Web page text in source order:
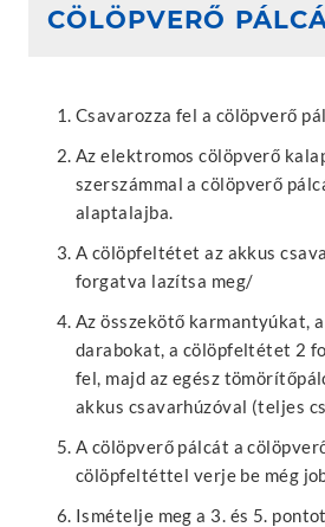
CÖLÖPVERŐ
Csavarozza fel a cölöpverő
Az elektromos cölöpverő
szerszámmal a cölöpverő
alaptalajba.
A cölöpfeltétet az akkus
forgatva lazítsa meg/
Az összekötő karmantyúkat,
darabokat, a cölöpfeltétet 2
fel, majd az egész
akkus csavarhúzóval (teljes
A cölöpverő pálcát a
cölöpfeltéttel verje be még
Ismételje meg a 3. és 5.